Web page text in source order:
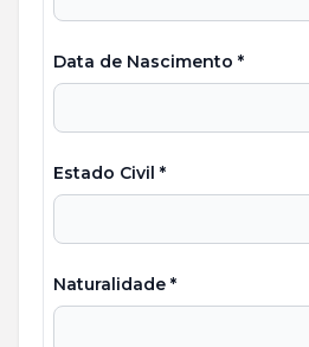
Data de Nascimento *
Estado Civil *
Naturalidade *